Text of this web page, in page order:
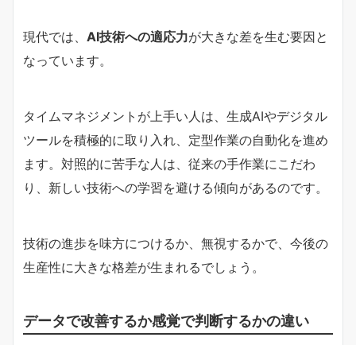
現代では、 AI技術への適応力が大きな差を生む要因と
なっています。
タイムマネジメントが上手い人は、生成AIやデジタル
ツールを積極的に取り入れ、定型作業の自動化を進め
ます。対照的に苦手な人は、従来の手作業にこだわ
り、新しい技術への学習を避ける傾向があるのです。
技術の進歩を味方につけるか、無視するかで、今後の
生産性に大きな格差が生まれるでしょう。
データで改善するか感覚で判断するかの違い